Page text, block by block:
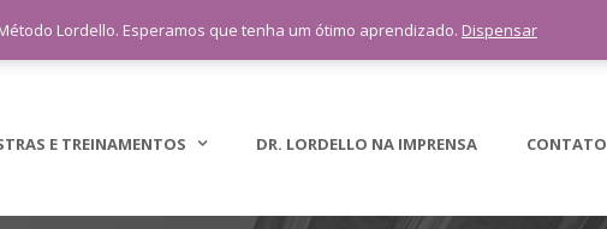
sac@lordellotreinamento.com.br +55 11 9 1398-3091
E TREINAMENTOS DR. LORDELLO NA IMPRENSA CONTATO
Lordello. Esperamos que tenha um ótimo aprendizado. Dispensar